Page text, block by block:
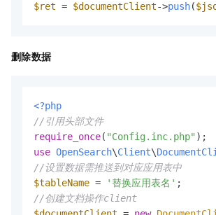
$ret = $documentClient->push(
删除数据
<?php
//引用头部文件
require_once( "Config.inc.php"
use OpenSearch\Client\
//设置数据需推送到对应应用表中
$tableName = '替换应用表名'
//创建文档操作client